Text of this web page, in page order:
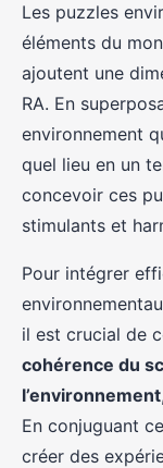
Les puzzles
éléments du
ajoutent une
RA. En
environnement
quel lieu en un
concevoir ces
stimulants et
Pour intégrer
il est crucial de
cohérence du
l’environnement
En conjuguant
créer des